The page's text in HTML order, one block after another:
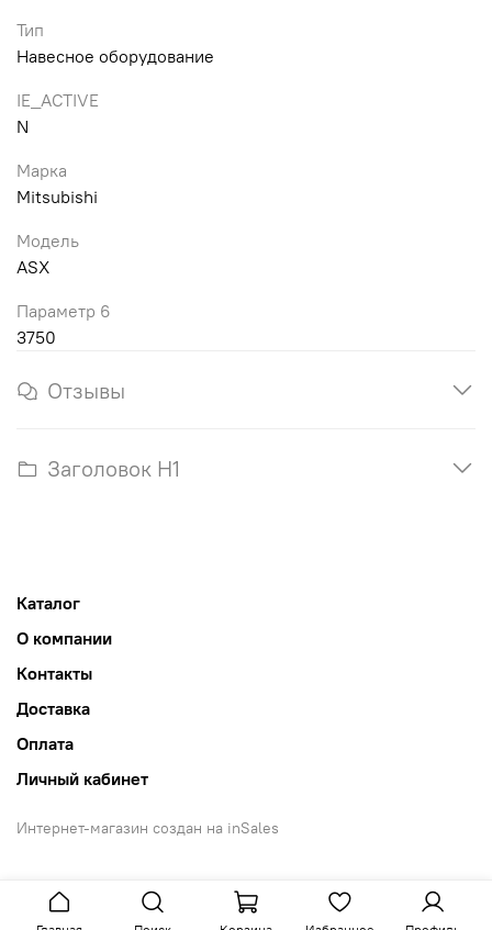
Тип
Навесное оборудование
IE_ACTIVE
N
Марка
Mitsubishi
Модель
ASX
Параметр 6
3750
Отзывы
Заголовок H1
Каталог
О компании
Контакты
Доставка
Оплата
Личный кабинет
Интернет-магазин создан на inSales